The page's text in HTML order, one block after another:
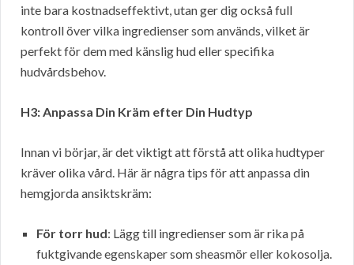
inte bara kostnadseffektivt, utan ger dig också full
kontroll över vilka ingredienser som används, vilket är
perfekt för dem med känslig hud eller specifika
hudvårdsbehov.
H3: Anpassa Din Kräm efter Din Hudtyp
Innan vi börjar, är det viktigt att förstå att olika hudtyper
kräver olika vård. Här är några tips för att anpassa din
hemgjorda ansiktskräm:
För torr hud: Lägg till ingredienser som är rika på
fuktgivande egenskaper som sheasmör eller kokosolja.